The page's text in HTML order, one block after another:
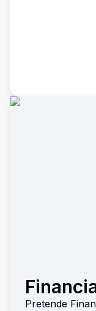
Pretende